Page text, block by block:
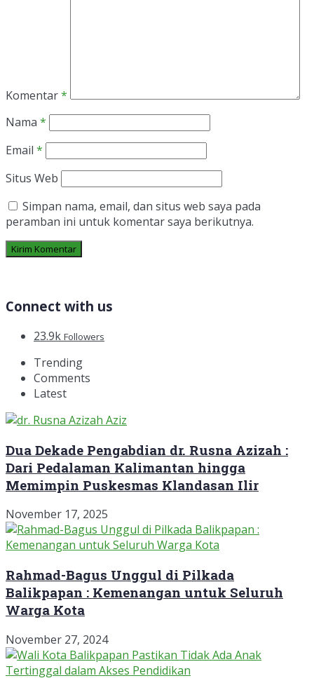
Komentar*
Nama *
Email *
Situs Web
Simpan nama, email, dan situs web saya pada
peramban ini untuk komentar saya berikutnya.
Connect with us
23.9k Followers
Trending
Comments
Latest
Dua Dekade Pengabdian dr. Rusna Azizah :
Dari Pedalaman Kalimantan hingga
Memimpin Puskesmas Klandasan Ilir
November 17, 2025
Rahmad-Bagus Unggul di Pilkada
Balikpapan : Kemenangan untuk Seluruh
Warga Kota
November 27, 2024